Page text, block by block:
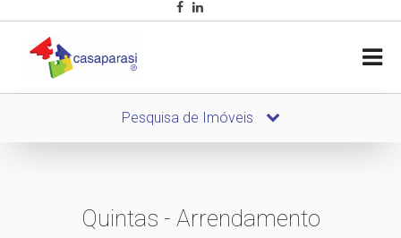
Pesquisa de Imóveis
Quintas - Arrendamento